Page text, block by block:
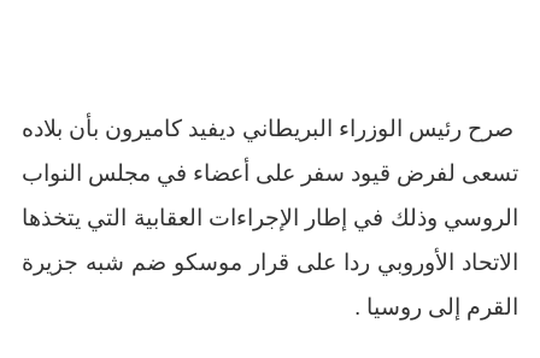
صرح رئيس الوزراء البريطاني ديفيد كاميرون بأن بلاده
تسعى لفرض قيود سفر على أعضاء في مجلس النواب
الروسي وذلك في إطار الإجراءات العقابية التي يتخذها
الاتحاد الأوروبي ردا على قرار موسكو ضم شبه جزيرة
القرم إلى روسيا .